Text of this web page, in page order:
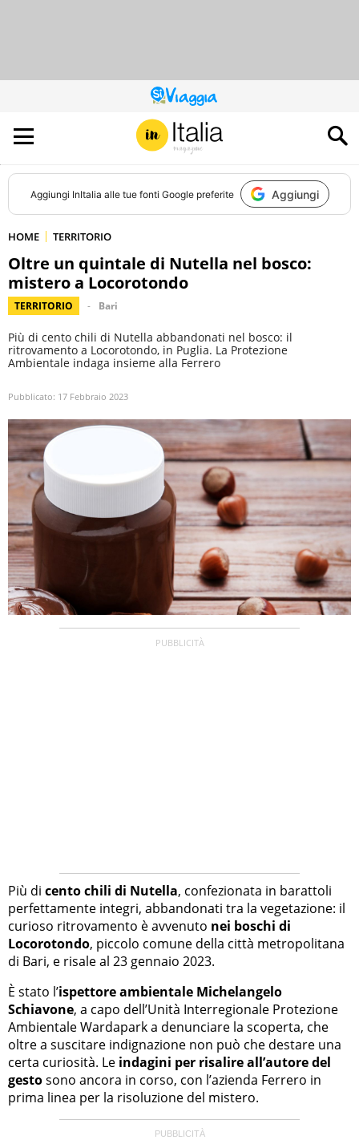
QUESTO
SITO
CONTRIBUISCE
ALL’AUDIENCE
DI
Aggiungi InItalia alle tue fonti Google preferite Aggiungi
HOME TERRITORIO
Oltre un quintale di Nutella nel bosco:
mistero a Locorotondo
TERRITORIO Bari
Più di cento chili di Nutella abbandonati nel bosco: il
ritrovamento a Locorotondo, in Puglia. La Protezione
Ambientale indaga insieme alla Ferrero
Pubblicato: 17 Febbraio 2023
Più di cento chili di Nutella, confezionata in barattoli
perfettamente integri, abbandonati tra la vegetazione: il
curioso ritrovamento è avvenuto nei boschi di
Locorotondo, piccolo comune della città metropolitana
di Bari, e risale al 23 gennaio 2023.
È stato l’ispettore ambientale Michelangelo
Schiavone, a capo dell’Unità Interregionale Protezione
Ambientale Wardapark a denunciare la scoperta, che
oltre a suscitare indignazione non può che destare una
certa curiosità. Le indagini per risalire all’autore del
gestosono ancora in corso, con l’azienda Ferrero in
prima linea per la risoluzione del mistero.